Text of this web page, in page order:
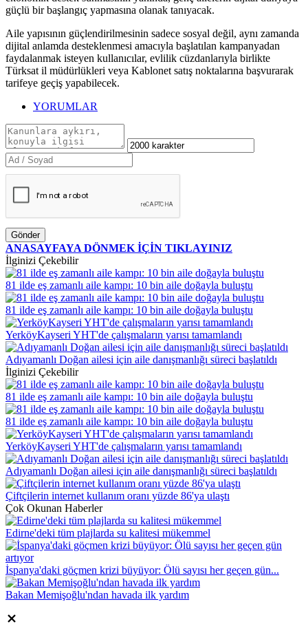
güçlü bir başlangıç yapmasına olanak tanıyacak.
Aile yapısının güçlendirilmesinin sadece sosyal değil, aynı zamanda
dijital anlamda desteklenmesi amacıyla başlatılan kampanyadan
faydalanmak isteyen kullanıcılar, evlilik cüzdanlarıyla birlikte
Türksat il müdürlükleri veya Kablonet satış noktalarına başvurarak
tarifeye geçiş yapabilecek. ​​​​​​​
YORUMLAR
Gönder
ANASAYFAYA DÖNMEK İÇİN TIKLAYINIZ
İlginizi Çekebilir
81 ilde eş zamanlı aile kampı: 10 bin aile doğayla buluştu
81 ilde eş zamanlı aile kampı: 10 bin aile doğayla buluştu
YerköyKayseri YHT'de çalışmaların yarısı tamamlandı
Adıyamanlı Doğan ailesi için aile danışmanlığı süreci başlatıldı
İlginizi Çekebilir
81 ilde eş zamanlı aile kampı: 10 bin aile doğayla buluştu
81 ilde eş zamanlı aile kampı: 10 bin aile doğayla buluştu
YerköyKayseri YHT'de çalışmaların yarısı tamamlandı
Adıyamanlı Doğan ailesi için aile danışmanlığı süreci başlatıldı
Çiftçilerin internet kullanım oranı yüzde 86'ya ulaştı
Çok Okunan Haberler
Edirne'deki tüm plajlarda su kalitesi mükemmel
İspanya'daki göçmen krizi büyüyor: Ölü sayısı her geçen gün...
Bakan Memişoğlu'ndan havada ilk yardım